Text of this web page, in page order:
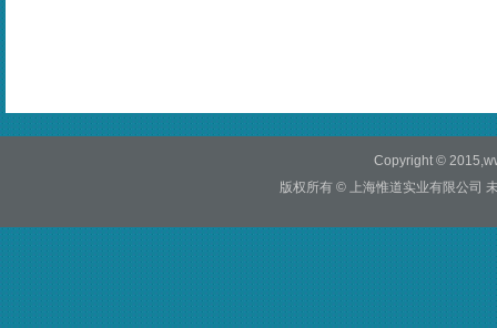
Copyright ©
版权所有 © 上海惟道实业有限公司